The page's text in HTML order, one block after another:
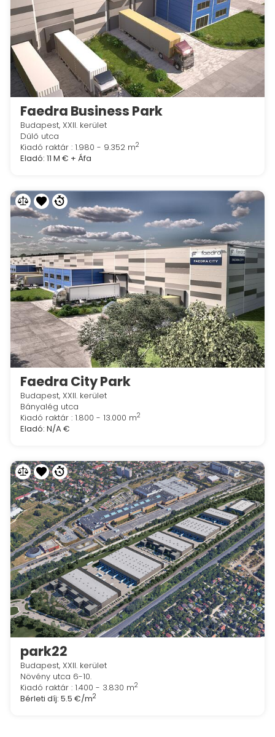
Faedra Business Park
Budapest, XXII. kerület
Dűlő utca
Kiadó raktár : 1.980 - 9.352 m2
Eladó: 11 M € + Áfa
Faedra City Park
Budapest, XXII. kerület
Bányalég utca
Kiadó raktár : 1.800 - 13.000 m2
Eladó: N/A €
park22
Budapest, XXII. kerület
Növény utca 6-10.
Kiadó raktár : 1.400 - 3.830 m2
Bérleti díj: 5.5 €/m2